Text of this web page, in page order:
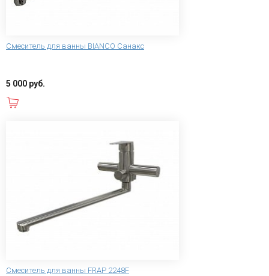
Смеситель для ванны BIANCO Санакс
5 000 руб.
Смеситель для ванны FRAP 2248F